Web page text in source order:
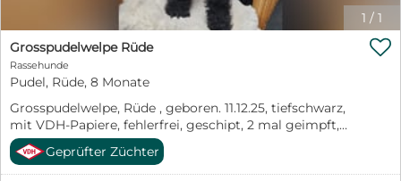
1 / 1
Grosspudelwelpe Rüde
Rassehunde
Pudel, Rüde, 8 Monate
Grosspudelwelpe, Rüde , geboren. 11.12.25, tiefschwarz,
mit VDH-Papiere, fehlerfrei, geschipt, 2 mal geimpft,
sucht noch sein Zuhause auf Lebenszeit. Till ist sehr
verschmust, gut sozialisiert und mit anderen Hunden
gut verträglich. Die Eltern sind auf Erbkrankheiten

Geprüfter Züchter